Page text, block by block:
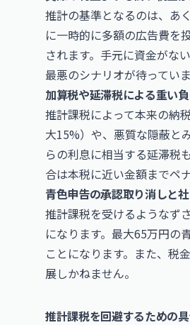
推計の基準となるのは、あ
に一時的に多額の広告費を
されます。手元に資金がな
最悪のシナリオが待っていま
加算税や延滞税による重い
推計課税によって本来の納
大15%）や、悪質な隠蔽と
らの利息に相当する延滞税
合は本税に近い金額までペ
青色申告の承認取り消しと
推計課税を受けるようなず
になります。最大65万円の
ことになります。また、税
展しかねません。
推計課税を回避するための